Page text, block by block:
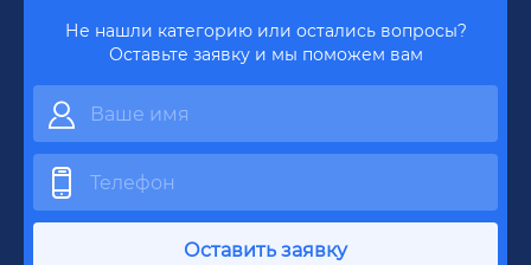
Не нашли категорию или остались вопросы?
Оставьте заявку и мы поможем вам
Оставить заявку